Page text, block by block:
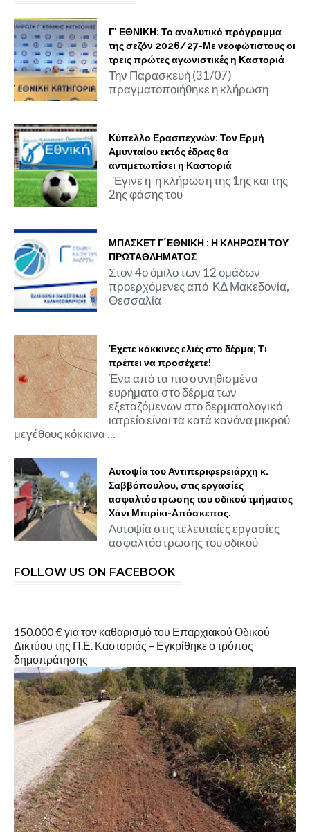
Γ' ΕΘΝΙΚΗ: Το αναλυτικό πρόγραμμα
της σεζόν 2026/27-Με νεοφώτιστους οι
τρεις πρώτες αγωνιστικές η Καστοριά
Την Παρασκευή (31/07)
πραγματοποιήθηκε η κλήρωση
Κύπελλο Ερασιτεχνών: Τον Ερμή
Αμυνταίου εκτός έδρας θα
αντιμετωπίσει η Καστοριά
Έγινε η η κλήρωση της 1ης και της
2ης φάσης του
ΜΠΑΣΚΕΤ Γ΄ΕΘΝΙΚΗ : Η ΚΛΗΡΩΣΗ ΤΟΥ
ΠΡΩΤΑΘΛΗΜΑΤΟΣ
Στον 4ο όμιλο των 12 ομάδων
προερχόμενες από ΚΔ Μακεδονία,
Θεσσαλία
Έχετε κόκκινες ελιές στο δέρμα; Τι
πρέπει να προσέχετε!
Ένα από τα πιο συνηθισμένα
ευρήματα στο δέρμα των
εξεταζόμενων στο δερματολογικό
ιατρείο είναι τα κατά κανόνα μικρού
μεγέθους κόκκινα ...
Αυτοψία του Αντιπεριφερειάρχη κ.
Σαββόπουλου, στις εργασίες
ασφαλτόστρωσης του οδικού τμήματος
Χάνι Μπιρίκι-Απόσκεπος.
Αυτοψία στις τελευταίες εργασίες
ασφαλτόστρωσης του οδικού
FOLLOW US ON FACEBOOK
150.000 € για τον καθαρισμό του Επαρχιακού Οδικού
Δικτύου της Π.Ε. Καστοριάς – Εγκρίθηκε ο τρόπος
δημοπράτησης